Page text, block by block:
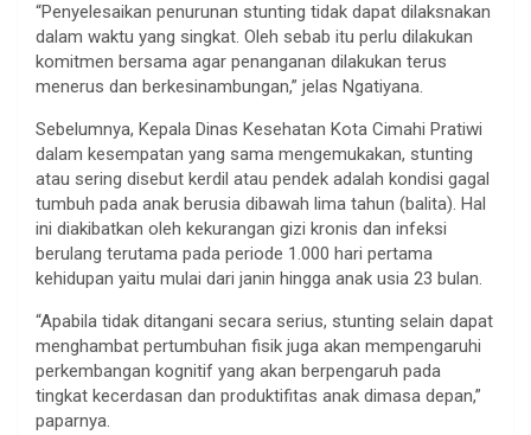
“Penyelesaikan penurunan stunting tidak dapat dilaksnakan
dalam waktu yang singkat. Oleh sebab itu perlu dilakukan
komitmen bersama agar penanganan dilakukan terus
menerus dan berkesinambungan,” jelas Ngatiyana.
Sebelumnya, Kepala Dinas Kesehatan Kota Cimahi Pratiwi
dalam kesempatan yang sama mengemukakan, stunting
atau sering disebut kerdil atau pendek adalah kondisi gagal
tumbuh pada anak berusia dibawah lima tahun (balita). Hal
ini diakibatkan oleh kekurangan gizi kronis dan infeksi
berulang terutama pada periode 1.000 hari pertama
kehidupan yaitu mulai dari janin hingga anak usia 23 bulan.
“Apabila tidak ditangani secara serius, stunting selain dapat
menghambat pertumbuhan fisik juga akan mempengaruhi
perkembangan kognitif yang akan berpengaruh pada
tingkat kecerdasan dan produktifitas anak dimasa depan,”
paparnya.